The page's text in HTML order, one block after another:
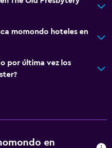
momondo hoteles en
por última vez los
en